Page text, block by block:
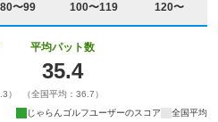
80〜99 100〜119 120〜
）
平均パット数
35.4
（全国平均：36.7）
じゃらんゴルフユーザーのスコア
全国平均